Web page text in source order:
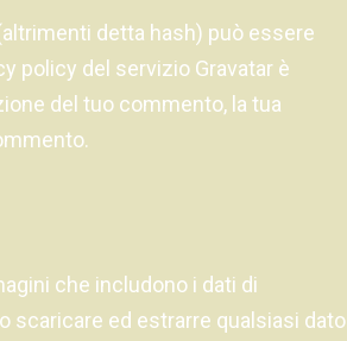
detta hash) può essere
policy del servizio Gravatar è
del tuo commento, la tua
che includono i dati di
scaricare ed estrarre qualsiasi dato